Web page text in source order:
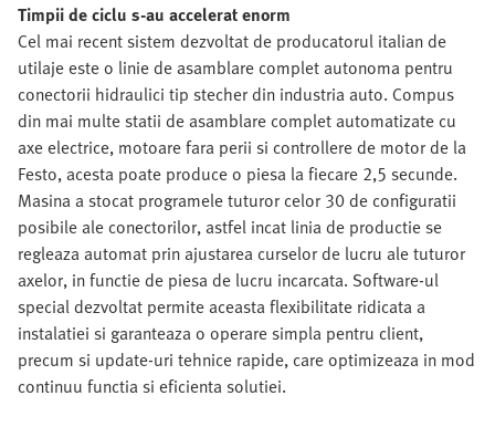
Timpii de ciclu s-au accelerat enorm
Cel mai recent sistem dezvoltat de producatorul italian de
utilaje este o linie de asamblare complet autonoma pentru
conectorii hidraulici tip stecher din industria auto. Compus
din mai multe statii de asamblare complet automatizate cu
axe electrice, motoare fara perii si controllere de motor de la
Festo, acesta poate produce o piesa la fiecare 2,5 secunde.
Masina a stocat programele tuturor celor 30 de configuratii
posibile ale conectorilor, astfel incat linia de productie se
regleaza automat prin ajustarea curselor de lucru ale tuturor
axelor, in functie de piesa de lucru incarcata. Software-ul
special dezvoltat permite aceasta flexibilitate ridicata a
instalatiei si garanteaza o operare simpla pentru client,
precum si update-uri tehnice rapide, care optimizeaza in mod
continuu functia si eficienta solutiei.